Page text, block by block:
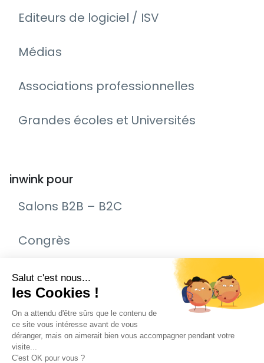
Editeurs de logiciel / ISV
Médias
Associations professionnelles
Grandes écoles et Universités
inwink pour
Salons B2B – B2C
Congrès
Remise de prix – Awards
Journée Portes Ouvertes (JPO)